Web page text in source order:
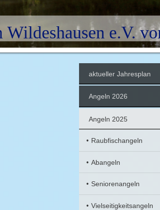
e.V.
aktueller Jahresplan
Angeln 2026
Angeln 2025
Raubfischangeln
Abangeln
Seniorenangeln
Vielseitigkeitsangeln